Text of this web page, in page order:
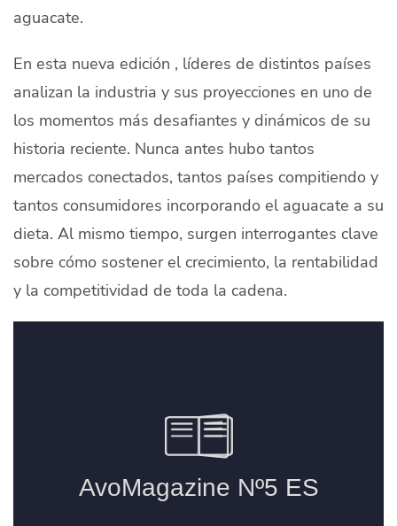
Contacto
aguacate.
En esta nueva edición , líderes de distintos países
analizan la industria y sus proyecciones en uno de
los momentos más desafiantes y dinámicos de su
historia reciente. Nunca antes hubo tantos
mercados conectados, tantos países compitiendo y
tantos consumidores incorporando el aguacate a su
dieta. Al mismo tiempo, surgen interrogantes clave
sobre cómo sostener el crecimiento, la rentabilidad
y la competitividad de toda la cadena.